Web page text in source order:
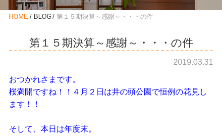
HOME BLOG 第１５期決算～感謝～・・・の件
第１５期決算～感謝～・・・の件
2019.03.31
おつかれさまです。
桜満開ですね！！４月２日は井の頭公園で恒例の花見し
ます！！
そして、本日は年度末。